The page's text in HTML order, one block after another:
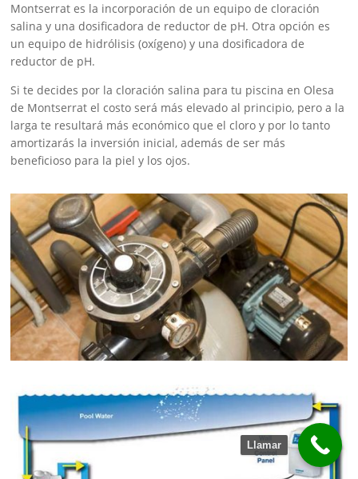
Montserrat es la incorporación de un equipo de cloración
salina y una dosificadora de reductor de pH. Otra opción es
un equipo de hidrólisis (oxígeno) y una dosificadora de
reductor de pH.
Si te decides por la cloración salina para tu piscina en Olesa
de Montserrat el costo será más elevado al principio, pero a la
larga te resultará más económico que el cloro y por lo tanto
amortizarás la inversión inicial, además de ser más
beneficioso para la piel y los ojos.
Llamar